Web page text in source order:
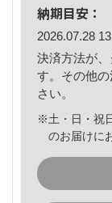
納期目安：
2026.07.28
決済方法が
す。その他
さい。
※土・日・祝
のお届けに